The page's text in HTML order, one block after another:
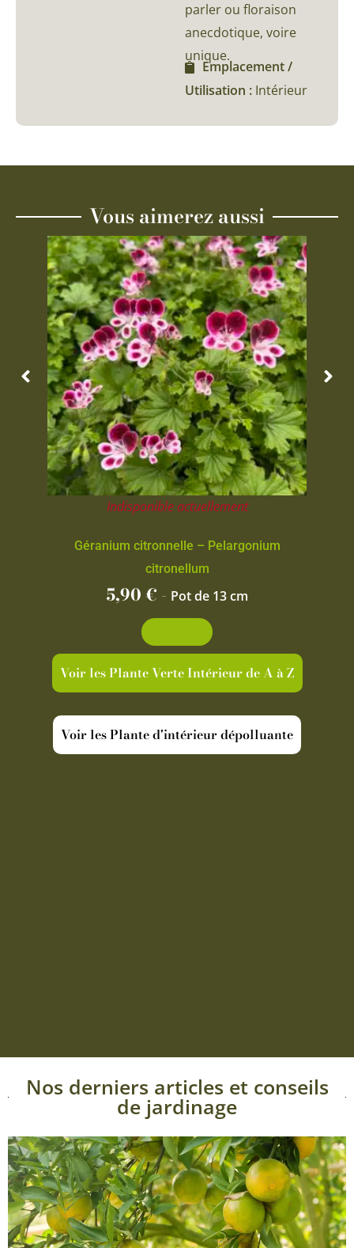
parler ou floraison
anecdotique, voire
unique.
Emplacement /
Utilisation : Intérieur
Vous aimerez aussi
Indisponible actuellement
Géranium citronnelle – Pelargonium
citronellum
5,90€ - Pot de 13 cm
Voir les Plante Verte Intérieur de A à Z
Voir les Plante d'intérieur dépolluante
Nos derniers articles et conseils
de jardinage